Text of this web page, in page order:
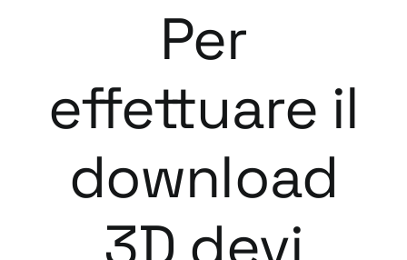
Per
effettuare il
download